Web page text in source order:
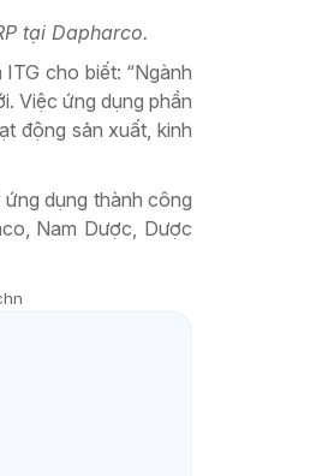
tại Dapharco.
cho biết: “Ngành
Việc ứng dụng phần
động sản xuất, kinh
dụng thành công
Nam Dược, Dược